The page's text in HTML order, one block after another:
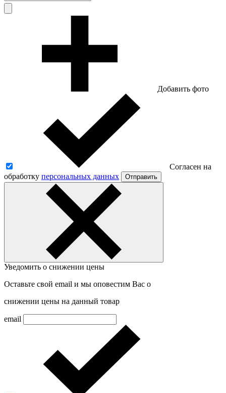
Добавить фото
Согласен на
обработку персональных данных Отправить
Уведомить о снижении цены
Оставьте свой email и мы оповестим Вас о
снижении цены на данный товар
email